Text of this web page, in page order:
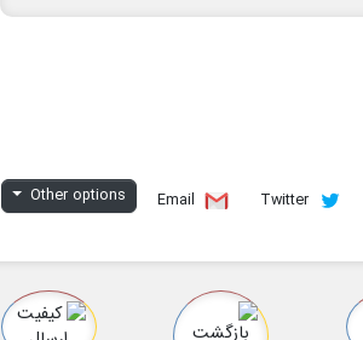
Twitter
Email
Other options